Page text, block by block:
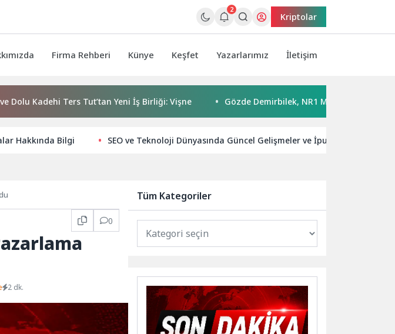
2
Kriptolar
Firma Rehberi Künye Keşfet Yazarlarımız İletişim
Kadehi Ters Tut’tan Yeni İş Birliği: Vişne Gözde Demirbilek, NR1 Magazin’de: ‘Son
Hakkında Bilgi SEO ve Teknoloji Dünyasında Güncel Gelişmeler ve İpuçları
0
2 dk.
Tüm Kategoriler